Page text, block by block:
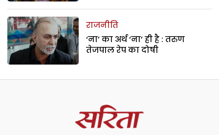
राजनीति
‘ना’ का अर्थ ‘ना’ ही है : तरुण
तेजपाल रेप का दोषी